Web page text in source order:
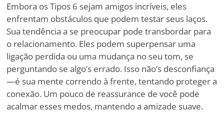
Embora os Tipos 6 sejam amigos incríveis, eles
enfrentam obstáculos que podem testar seus laços.
Sua tendência a se preocupar pode transbordar para
o relacionamento. Eles podem superpensar uma
ligação perdida ou uma mudança no seu tom, se
perguntando se algo’s errado. Isso não’s desconfiança
—é sua mente correndo à frente, tentando proteger a
conexão. Um pouco de reassurance de você pode
acalmar esses medos, mantendo a amizade suave.